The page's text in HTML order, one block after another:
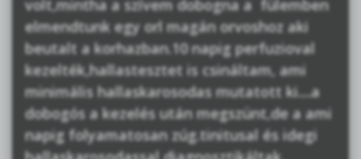
volt,mintha a szívem dobogna a fülemben
elmendtunk egy orl magán orvoshoz aki
beutalt a korhazban.10 napig perfuzioval
kezelték,hallastesztet is csináltam, ami
minimális hallaskarosodas mutatott ki....a
dobogós a kezelés után megszünt,de a ami
napig folyamatosan zúg.tinitusal és idegi